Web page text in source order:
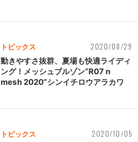
トピックス 2020/08/29
動きやすさ抜群、夏場も快適ライディ
ング！メッシュブルゾン“R07 n
mesh 2020”シンイチロウアラカワ
トピックス 2020/10/05